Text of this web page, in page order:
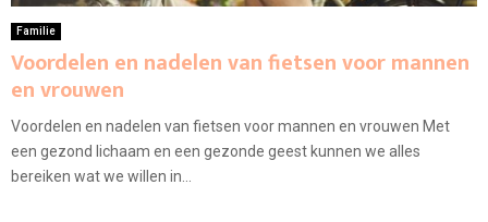
Familie
Voordelen en nadelen van fietsen voor mannen
en vrouwen
Voordelen en nadelen van fietsen voor mannen en vrouwen Met
een gezond lichaam en een gezonde geest kunnen we alles
bereiken wat we willen in...